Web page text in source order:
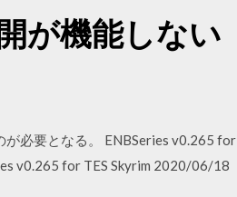
が機能しない
必要となる。 ENBSeries v0.265 for
v0.265 for TES Skyrim 2020/06/18